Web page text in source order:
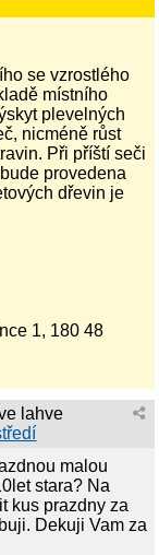
se vzrostlého
místního
plevelných
nicméně růst
Při příští seči
provedena
dřevin je
1, 180 48
lahve
malou
stara? Na
kus prazdny za
Dekuji Vam za